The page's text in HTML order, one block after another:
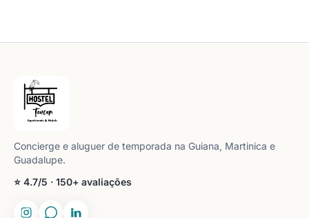
Concierge e aluguer de temporada na Guiana, Martinica e
Guadalupe.
⭐ 4.7/5 · 150+ avaliações